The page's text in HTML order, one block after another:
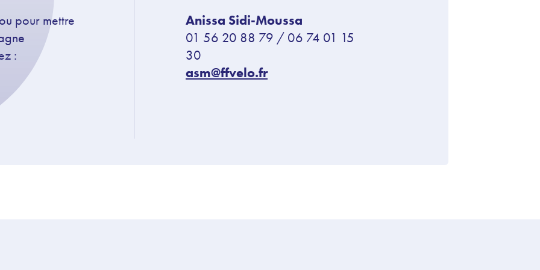
pour mettre
:
Anissa Sidi-Moussa
01 56 20 88 79 / 06 74 01 15
30
asm@ffvelo.fr